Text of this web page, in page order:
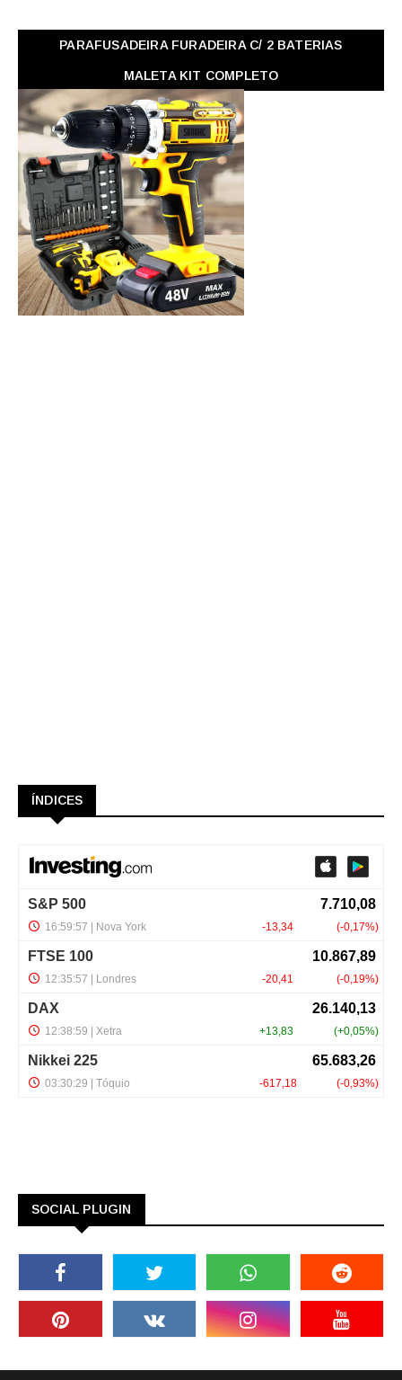
PARAFUSADEIRA FURADEIRA C/ 2 BATERIAS
MALETA KIT COMPLETO
ÍNDICES
SOCIAL PLUGIN